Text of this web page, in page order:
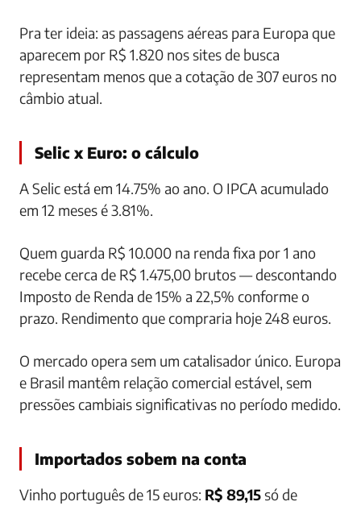
Pra ter ideia: as passagens aéreas para Europa que
aparecem por R$ 1.820 nos sites de busca
representam menos que a cotação de 307 euros no
câmbio atual.
Selic x Euro: o cálculo
A Selic está em 14.75% ao ano. O IPCA acumulado
em 12 meses é 3.81%.
Quem guarda R$ 10.000 na renda fixa por 1 ano
recebe cerca de R$ 1.475,00 brutos — descontando
Imposto de Renda de 15% a 22,5% conforme o
prazo. Rendimento que compraria hoje 248 euros.
O mercado opera sem um catalisador único. Europa
e Brasil mantêm relação comercial estável, sem
pressões cambiais significativas no período medido.
Importados sobem na conta
Vinho português de 15 euros: R$ 89,15só de